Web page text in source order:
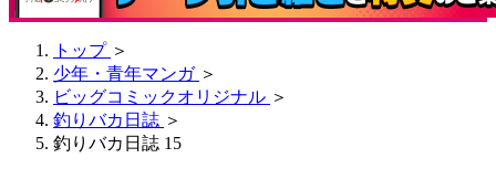
トップ ＞
少年・青年マンガ ＞
ビッグコミックオリジナル ＞
釣りバカ日誌 ＞
釣りバカ日誌 15